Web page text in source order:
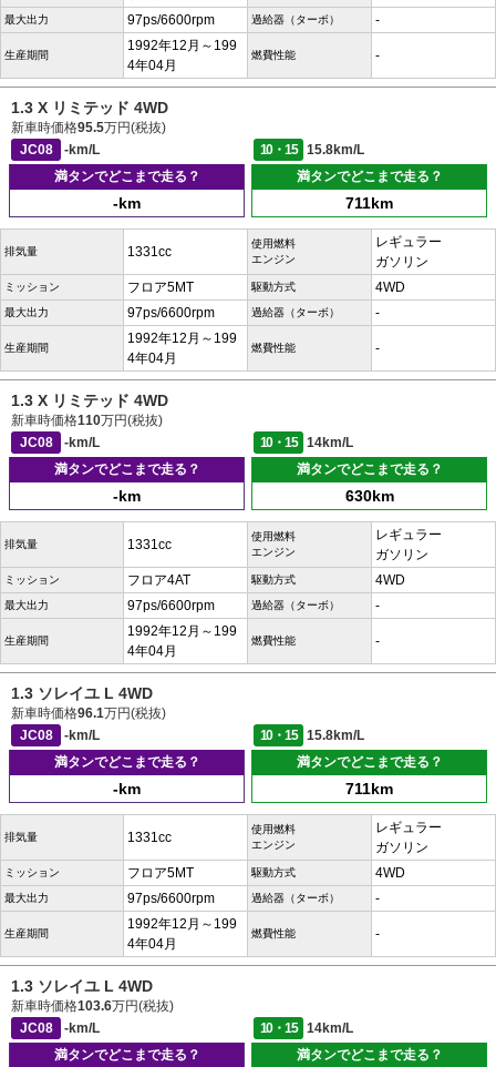
最大出力 97ps/6600rpm 過給器（ターボ） -
生産期間
1992年12月～199
4年04月
燃費性能 -
1.3 X リミテッド 4WD
新車時価格95.5万円(税抜)
JC08
-km/L 10・15
15.8km/L
満タンでどこまで走る？
-km
満タンでどこまで走る？
711km
排気量 1331cc
使用燃料
エンジン
レギュラー
ガソリン
ミッション フロア5MT 駆動方式 4WD
最大出力 97ps/6600rpm 過給器（ターボ） -
生産期間
1992年12月～199
4年04月
燃費性能 -
1.3 X リミテッド 4WD
新車時価格110万円(税抜)
JC08
-km/L 10・15
14km/L
満タンでどこまで走る？
-km
満タンでどこまで走る？
630km
排気量 1331cc
使用燃料
エンジン
レギュラー
ガソリン
ミッション フロア4AT 駆動方式 4WD
最大出力 97ps/6600rpm 過給器（ターボ） -
生産期間
1992年12月～199
4年04月
燃費性能 -
1.3 ソレイユ L 4WD
新車時価格96.1万円(税抜)
JC08
-km/L 10・15
15.8km/L
満タンでどこまで走る？
-km
満タンでどこまで走る？
711km
排気量 1331cc
使用燃料
エンジン
レギュラー
ガソリン
ミッション フロア5MT 駆動方式 4WD
最大出力 97ps/6600rpm 過給器（ターボ） -
生産期間
1992年12月～199
4年04月
燃費性能 -
1.3 ソレイユ L 4WD
新車時価格103.6万円(税抜)
JC08
-km/L 10・15
14km/L
満タンでどこまで走る？
満タンでどこまで走る？